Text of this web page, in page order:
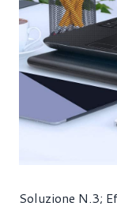
Soluzione N.3;